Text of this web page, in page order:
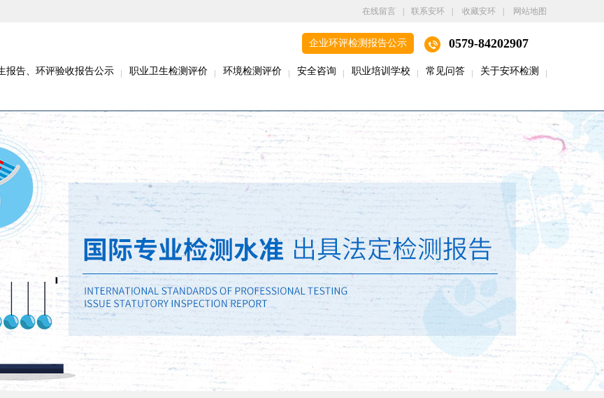
在线留言 联系安环 收藏安环 网站地图
企业环评检测报告公示 0579-84202907
报告、环评验收报告公示 职业卫生检测评价 环境检测评价 安全咨询 职业培训学校 常见问答 关于安环检测